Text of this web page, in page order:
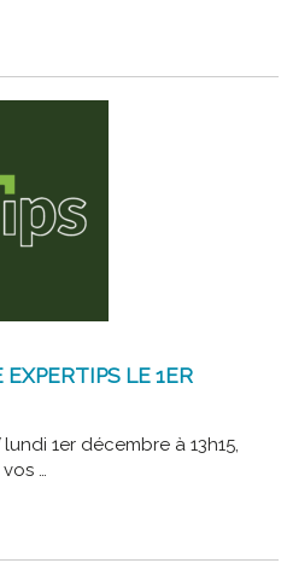
LE 1ER
1er décembre à 13h15,
…